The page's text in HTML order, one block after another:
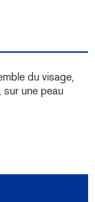
du visage,
une peau